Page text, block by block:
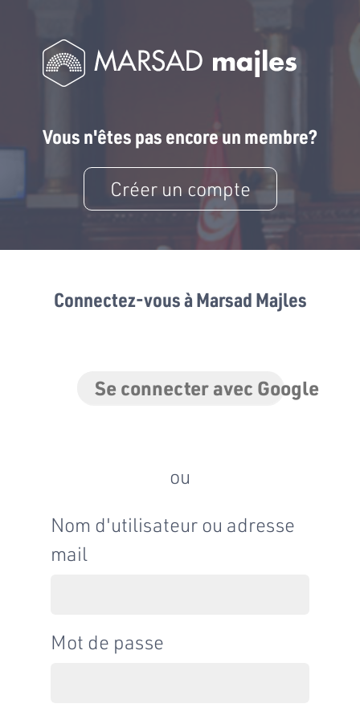
Vous n'êtes pas encore un membre?
Créer un compte
Connectez-vous à Marsad Majles
Se connecter avec Google
ou
Nom d'utilisateur ou adresse
mail
Mot de passe